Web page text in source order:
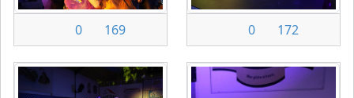
0 169 0 172